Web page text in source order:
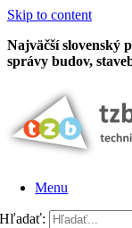
Skip to content
Najväčší slovenský
správy budov,
Menu
Hľadať: